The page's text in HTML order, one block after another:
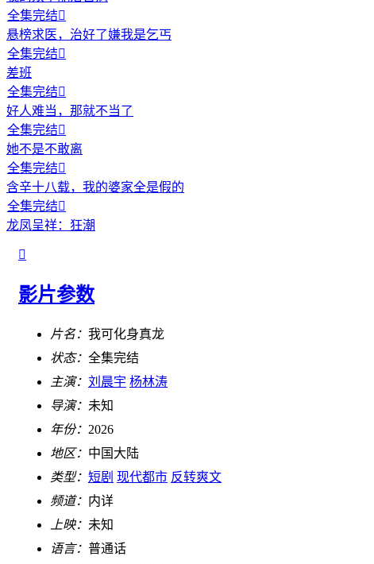
全集完结
悬榜求医，治好了嫌我是乞丐
全集完结
差班
全集完结
好人难当，那就不当了
全集完结
她不是不敢离
全集完结
含辛十八载，我的婆家全是假的
全集完结
龙凤呈祥：狂潮

影片参数
片名： 我可化身真龙
状态： 全集完结
主演： 刘晨宇 杨林涛
导演： 未知
年份： 2026
地区： 中国大陆
类型： 短剧 现代都市 反转爽文
频道： 内详
上映： 未知
语言： 普通话